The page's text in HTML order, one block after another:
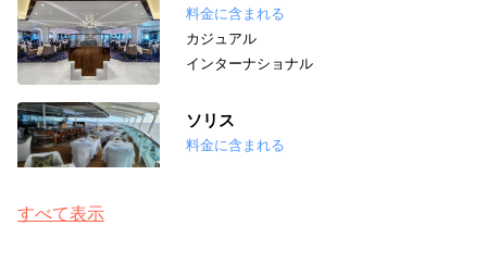
料金に含まれる
カジュアル
インターナショナル
ソリス
料金に含まれる
すべて表示